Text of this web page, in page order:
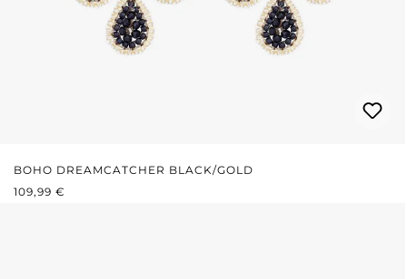
BOHO DREAMCATCHER BLACK/GOLD
REGULÄRER PREIS:
109,99 €